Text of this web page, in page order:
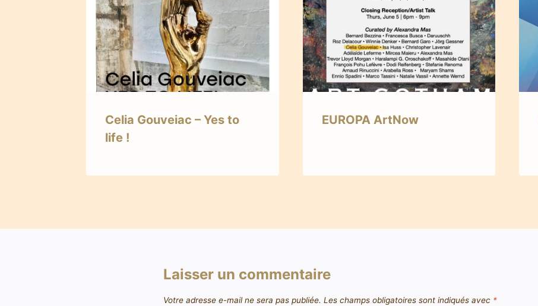
Celia Gouveiac – Yes to
life !
EUROPA ArtNow
Laisser un commentaire
Votre adresse e-mail ne sera pas publiée. Les champs obligatoires sont indiqués avec *